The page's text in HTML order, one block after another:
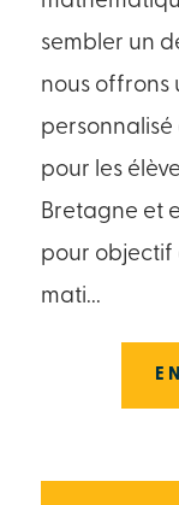
sembler un
nous offrons
pour les
Bretagne et
pour objectif
mati...